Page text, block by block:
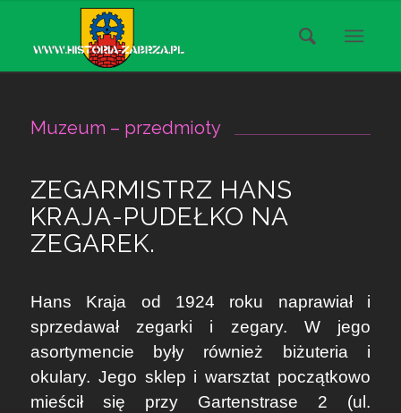
Muzeum – przedmioty
ZEGARMISTRZ HANS
KRAJA-PUDEŁKO NA
ZEGAREK.
Hans Kraja od 1924 roku naprawiał i
sprzedawał zegarki i zegary. W jego
asortymencie były również biżuteria i
okulary. Jego sklep i warsztat początkowo
mieścił się przy Gartenstrase 2 (ul.